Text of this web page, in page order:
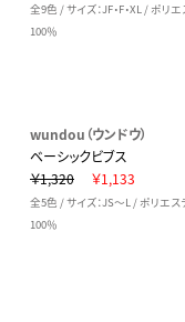
全9色 / サイズ：JF・F・XL / ポリ
100％
wundou（ウンドウ）
ベーシックビブス
￥1,320
￥1,133
全5色 / サイズ：JS～L / ポリエス
100％